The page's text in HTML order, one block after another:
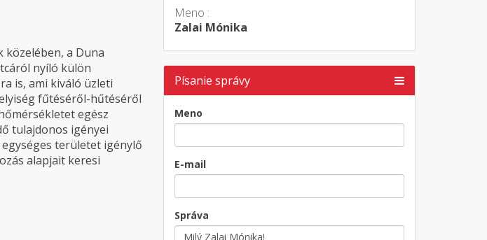
Meno :
Zalai Mónika
Písanie správy
Meno
E-mail
Správa
közelében, a Duna
nyíló külön
is, ami kiváló üzleti
fűtéséről-hűtéséről
egész
tulajdonos igényei
területet igénylő
alapjait keresi